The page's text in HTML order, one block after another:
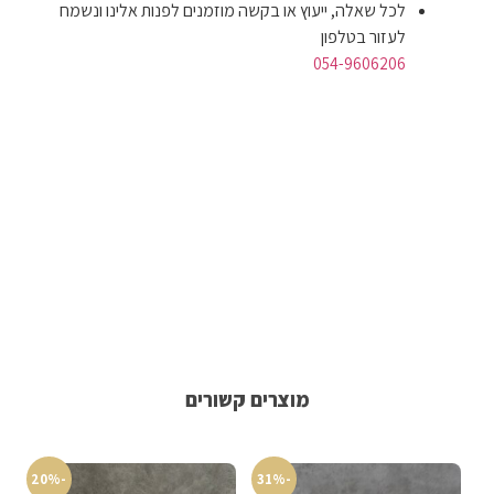
לכל שאלה, ייעוץ או בקשה מוזמנים לפנות אלינו ונשמח
לעזור בטלפון
054-9606206
מוצרים קשורים
-31%
-20%